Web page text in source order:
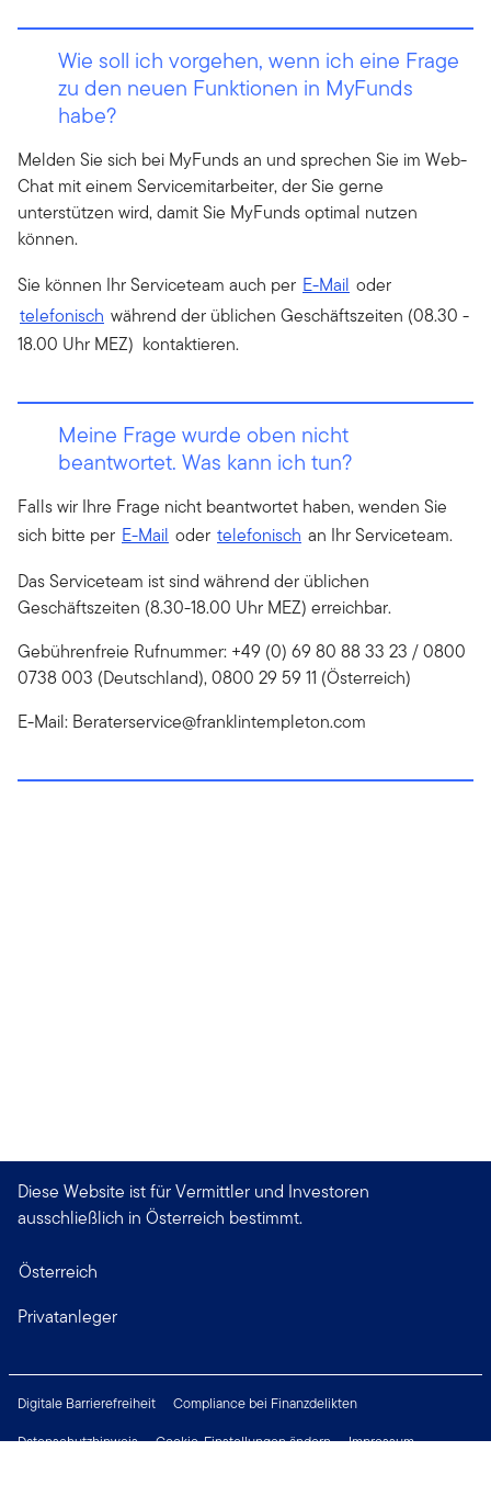
Wie soll ich vorgehen, wenn ich eine Frage
zu den neuen Funktionen in MyFunds
habe?
Melden Sie sich bei MyFunds an und sprechen Sie im Web-
Chat mit einem Servicemitarbeiter, der Sie gerne
unterstützen wird, damit Sie MyFunds optimal nutzen
können.
Sie können Ihr Serviceteam auch per E-Mail oder
telefonisch während der üblichen Geschäftszeiten (08.30 -
18.00 Uhr MEZ) kontaktieren.
Meine Frage wurde oben nicht
beantwortet. Was kann ich tun?
Falls wir Ihre Frage nicht beantwortet haben, wenden Sie
sich bitte per E-Mail oder telefonisch an Ihr Serviceteam.
Das Serviceteam ist sind während der üblichen
Geschäftszeiten (8.30-18.00 Uhr MEZ) erreichbar.
Gebührenfreie Rufnummer: +49 (0) 69 80 88 33 23 / 0800
0738 003 (Deutschland), 0800 29 59 11 (Österreich)
E-Mail: Beraterservice@franklintempleton.com
Diese Website ist für Vermittler und Investoren
ausschließlich in Österreich bestimmt.
Österreich
Privatanleger
Digitale Barrierefreiheit
Compliance bei Finanzdelikten
Datenschutzhinweis
Cookie-Einstellungen ändern
Impressum